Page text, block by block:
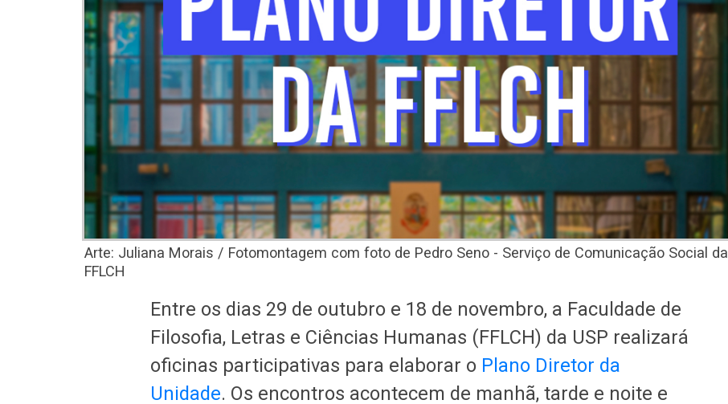
Arte: Juliana Morais / Fotomontagem com foto de Pedro Seno - Serviço de Comunicação Social da
FFLCH
Entre os dias 29 de outubro e 18 de novembro, a Faculdade de
Filosofia, Letras e Ciências Humanas (FFLCH) da USP realizará
oficinas participativas para elaborar o Plano Diretor da
Unidade. Os encontros acontecem de manhã, tarde e noite e